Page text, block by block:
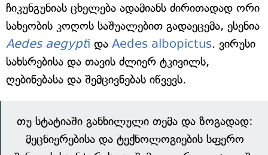
ჩიკუნგუნიას ცხელება ადამიანს ძირითადად ორი
სახეობის კოღოს საშუალებით გადაეცემა, ესენია
Aedes aegypti და Aedes albopictus. ვირუსი
სახსრებისა და თავის ძლიერ ტკივილს,
ღებინებასა და შემცივნებას იწვევს.
თუ სტატიაში განხილული თემა და ზოგადად:
მეცნიერებისა და ტექნოლოგიების სფერო